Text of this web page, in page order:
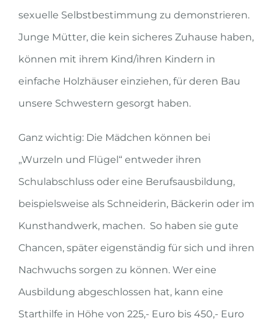
sexuelle Selbstbestimmung zu demonstrieren.
Junge Mütter, die kein sicheres Zuhause haben,
können mit ihrem Kind/ihren Kindern in
einfache Holzhäuser einziehen, für deren Bau
unsere Schwestern gesorgt haben.
Ganz wichtig: Die Mädchen können bei
„Wurzeln und Flügel“ entweder ihren
Schulabschluss oder eine Berufsausbildung,
beispielsweise als Schneiderin, Bäckerin oder im
Kunsthandwerk, machen. So haben sie gute
Chancen, später eigenständig für sich und ihren
Nachwuchs sorgen zu können. Wer eine
Ausbildung abgeschlossen hat, kann eine
Starthilfe in Höhe von 225,- Euro bis 450,- Euro